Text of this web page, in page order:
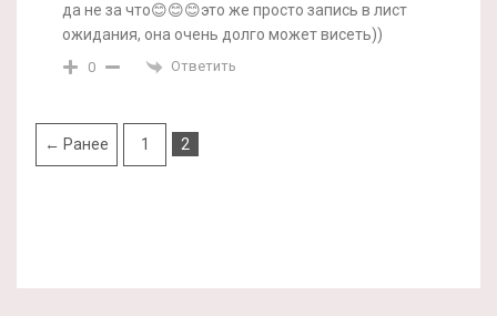
да не за что😊😊😊это же просто запись в лист
ожидания, она очень долго может висеть))
0 Ответить
← Ранее 1 2